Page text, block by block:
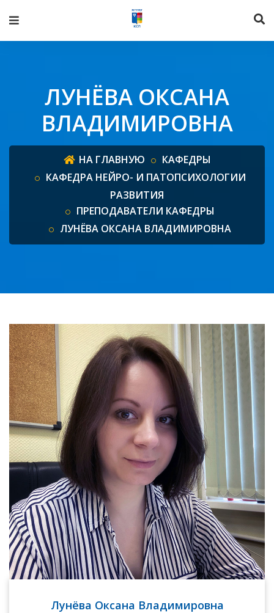
ЛУНЁВА ОКСАНА
ВЛАДИМИРОВНА
НА ГЛАВНУЮ
КАФЕДРЫ
КАФЕДРА НЕЙРО- И ПАТОПСИХОЛОГИИ
РАЗВИТИЯ
ПРЕПОДАВАТЕЛИ КАФЕДРЫ
ЛУНЁВА ОКСАНА ВЛАДИМИРОВНА
Лунёва Оксана Владимировна